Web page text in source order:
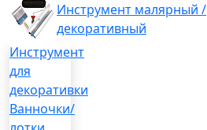
Инструмент малярный /
декоративный
Инструмент
для
декоративки
Ванночки/